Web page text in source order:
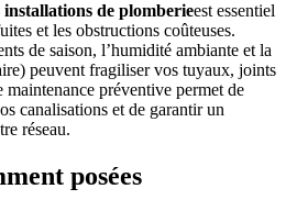
de plomberieest essentiel
et les obstructions coûteuses.
de saison, l’humidité ambiante et la
peuvent fragiliser vos tuyaux, joints
maintenance préventive permet de
canalisations et de garantir un
réseau.
posées